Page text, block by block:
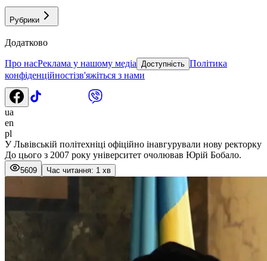
Рубрики
Додатково
Про насРеклама у нашому медіа Доступність Політика
конфіденційностізв'яжіться з нами
ua
en
pl
У Львівській політехніці офіційно інавгурували нову ректорку
До цього з 2007 року університет очолював Юрій Бобало.
5609 Час читання: 1 хв